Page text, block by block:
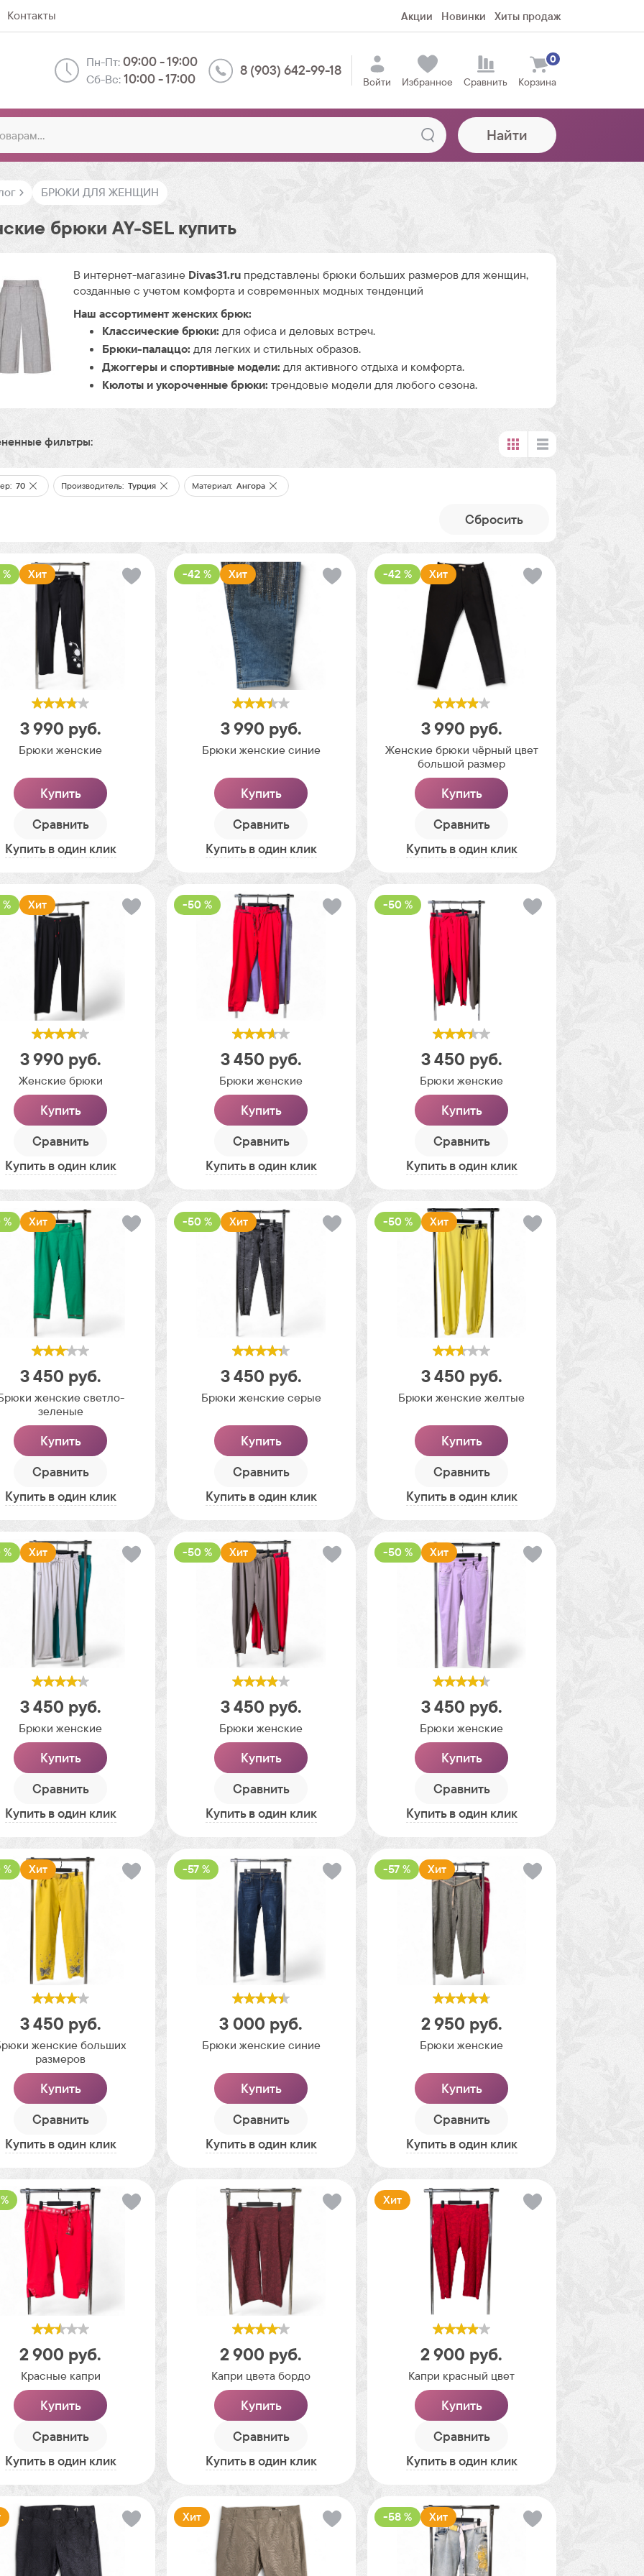
Контакты Акции Новинки Хиты продаж
Пн-Пт:09:00 - 19:00
Сб-Вс:10:00 - 17:00
8 (903) 642-99-18
Войти Избранное Сравнить Корзина
0
Найти
БРЮКИ ДЛЯ ЖЕНЩИН
брюки AY-SEL купить
В интернет-магазине Divas31.ruпредставлены брюки больших размеров для женщин,
созданные с учетом комфорта и современных модных тенденций
Наш ассортимент женских брюк:
Классические брюки: для офиса и деловых встреч.
Брюки-палаццо: для легких и стильных образов.
Джоггеры и спортивные модели: для активного отдыха и комфорта.
Кюлоты и укороченные брюки: трендовые модели для любого сезона.
фильтры:
70 Производитель: Турция Материал: Ангора
Cбросить
Хит
3 990 руб.
Брюки женские
Купить
Сравнить
Купить в один клик
-42 % Хит
3 990 руб.
Брюки женские синие
Купить
Сравнить
Купить в один клик
-42 % Хит
3 990 руб.
Женские брюки чёрный цвет
большой размер
Купить
Сравнить
Купить в один клик
Хит
3 990 руб.
Женские брюки
Купить
Сравнить
Купить в один клик
-50 %
3 450 руб.
Брюки женские
Купить
Сравнить
Купить в один клик
-50 %
3 450 руб.
Брюки женские
Купить
Сравнить
Купить в один клик
Хит
3 450 руб.
женские светло-
зеленые
Купить
Сравнить
Купить в один клик
-50 % Хит
3 450 руб.
Брюки женские серые
Купить
Сравнить
Купить в один клик
-50 % Хит
3 450 руб.
Брюки женские желтые
Купить
Сравнить
Купить в один клик
Хит
3 450 руб.
Брюки женские
Купить
Сравнить
Купить в один клик
-50 % Хит
3 450 руб.
Брюки женские
Купить
Сравнить
Купить в один клик
-50 % Хит
3 450 руб.
Брюки женские
Купить
Сравнить
Купить в один клик
Хит
3 450 руб.
женские больших
размеров
Купить
Сравнить
Купить в один клик
-57 %
3 000 руб.
Брюки женские синие
Купить
Сравнить
Купить в один клик
-57 % Хит
2 950 руб.
Брюки женские
Купить
Сравнить
Купить в один клик
2 900 руб.
Красные капри
Купить
Сравнить
Купить в один клик
2 900 руб.
Капри цвета бордо
Купить
Сравнить
Купить в один клик
Хит
2 900 руб.
Капри красный цвет
Купить
Сравнить
Купить в один клик
Хит -58 % Хит